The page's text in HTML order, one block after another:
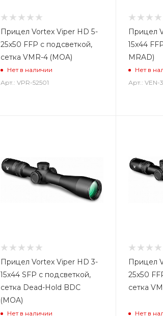
Прицел Vortex Viper HD 5-
25x50 FFP с подсветкой,
сетка VMR-4 (MOA)
Нет в наличии
Арт.: VPR-52501
Прицел
15x44
MRAD)
Нет в
Арт.: VEN-
Прицел Vortex Viper HD 3-
15x44 SFP с подсветкой,
сетка Dead-Hold BDC
(MOA)
Нет в наличии
Прицел
25x50
сетка
Нет в